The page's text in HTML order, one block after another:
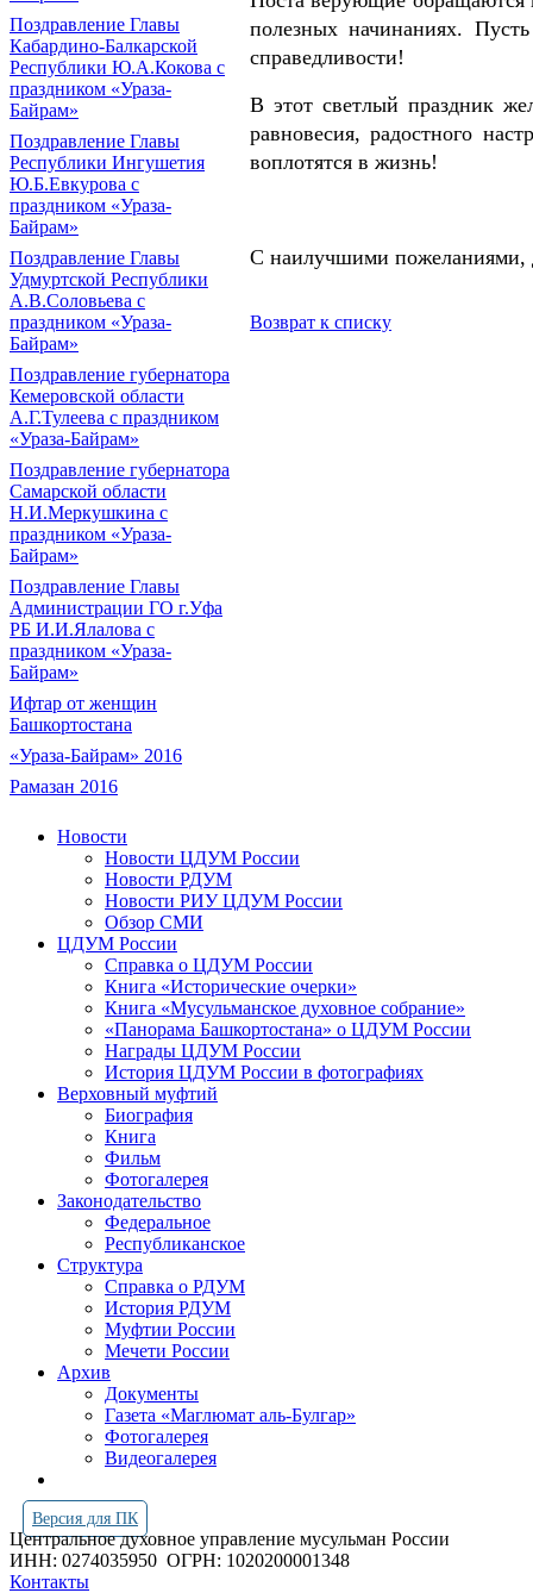
Поздравление Главы
Кабардино-Балкарской
Республики Ю.А.Кокова с
праздником «Ураза-
Байрам»
Поздравление Главы
Республики Ингушетия
Ю.Б.Евкурова с
праздником «Ураза-
Байрам»
Поздравление Главы
Удмуртской Республики
А.В.Соловьева с
праздником «Ураза-
Байрам»
Поздравление губернатора
Кемеровской области
А.Г.Тулеева с праздником
«Ураза-Байрам»
Поздравление губернатора
Самарской области
Н.И.Меркушкина с
праздником «Ураза-
Байрам»
Поздравление Главы
Администрации ГО г.Уфа
РБ И.И.Ялалова с
праздником «Ураза-
Байрам»
Ифтар от женщин
Башкортостана
«Ураза-Байрам» 2016
Рамазан 2016
полезных начинаниях.
справедливости!
В этот светлый праздник
равновесия, радостного
воплотятся в жизнь!
С наилучшими
Возврат к списку
Новости
Новости ЦДУМ России
Новости РДУМ
Новости РИУ ЦДУМ России
Обзор СМИ
ЦДУМ России
Справка о ЦДУМ России
Книга «Исторические очерки»
Книга «Мусульманское духовное собрание»
«Панорама Башкортостана» о ЦДУМ России
Награды ЦДУМ России
История ЦДУМ России в фотографиях
Верховный муфтий
Биография
Книга
Фильм
Фотогалерея
Законодательство
Федеральное
Республиканское
Структура
Справка о РДУМ
История РДУМ
Муфтии России
Мечети России
Архив
Документы
Газета «Маглюмат аль-Булгар»
Фотогалерея
Видеогалерея
Версия для ПК
Центральное духовное управление мусульман России
ИНН: 0274035950 ОГРН: 1020200001348
Контакты